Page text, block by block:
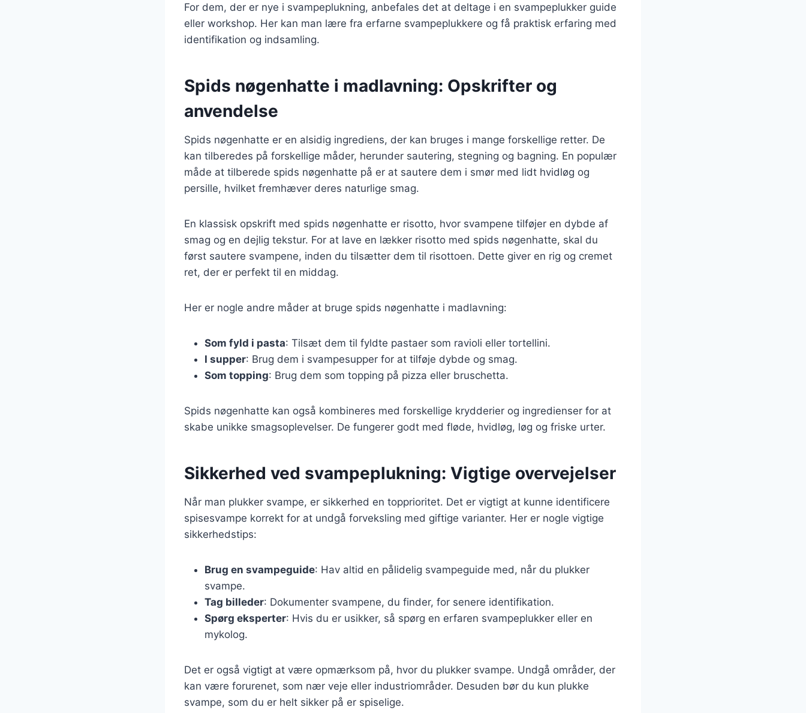
For dem, der er nye i svampeplukning, anbefales det at deltage i en svampeplukker guide
eller workshop. Her kan man lære fra erfarne svampeplukkere og få praktisk erfaring med
identifikation og indsamling.
Spids nøgenhatte i madlavning: Opskrifter og
anvendelse
Spids nøgenhatte er en alsidig ingrediens, der kan bruges i mange forskellige retter. De
kan tilberedes på forskellige måder, herunder sautering, stegning og bagning. En populær
måde at tilberede spids nøgenhatte på er at sautere dem i smør med lidt hvidløg og
persille, hvilket fremhæver deres naturlige smag.
En klassisk opskrift med spids nøgenhatte er risotto, hvor svampene tilføjer en dybde af
smag og en dejlig tekstur. For at lave en lækker risotto med spids nøgenhatte, skal du
først sautere svampene, inden du tilsætter dem til risottoen. Dette giver en rig og cremet
ret, der er perfekt til en middag.
Her er nogle andre måder at bruge spids nøgenhatte i madlavning:
Som fyld i pasta: Tilsæt dem til fyldte pastaer som ravioli eller tortellini.
I supper: Brug dem i svampesupper for at tilføje dybde og smag.
Som topping: Brug dem som topping på pizza eller bruschetta.
Spids nøgenhatte kan også kombineres med forskellige krydderier og ingredienser for at
skabe unikke smagsoplevelser. De fungerer godt med fløde, hvidløg, løg og friske urter.
Sikkerhed ved svampeplukning: Vigtige overvejelser
Når man plukker svampe, er sikkerhed en topprioritet. Det er vigtigt at kunne identificere
spisesvampe korrekt for at undgå forveksling med giftige varianter. Her er nogle vigtige
sikkerhedstips:
Brug en svampeguide: Hav altid en pålidelig svampeguide med, når du plukker
svampe.
Tag billeder: Dokumenter svampene, du finder, for senere identifikation.
Spørg eksperter: Hvis du er usikker, så spørg en erfaren svampeplukker eller en
mykolog.
Det er også vigtigt at være opmærksom på, hvor du plukker svampe. Undgå områder, der
kan være forurenet, som nær veje eller industriområder. Desuden bør du kun plukke
svampe, som du er helt sikker på er spiselige.